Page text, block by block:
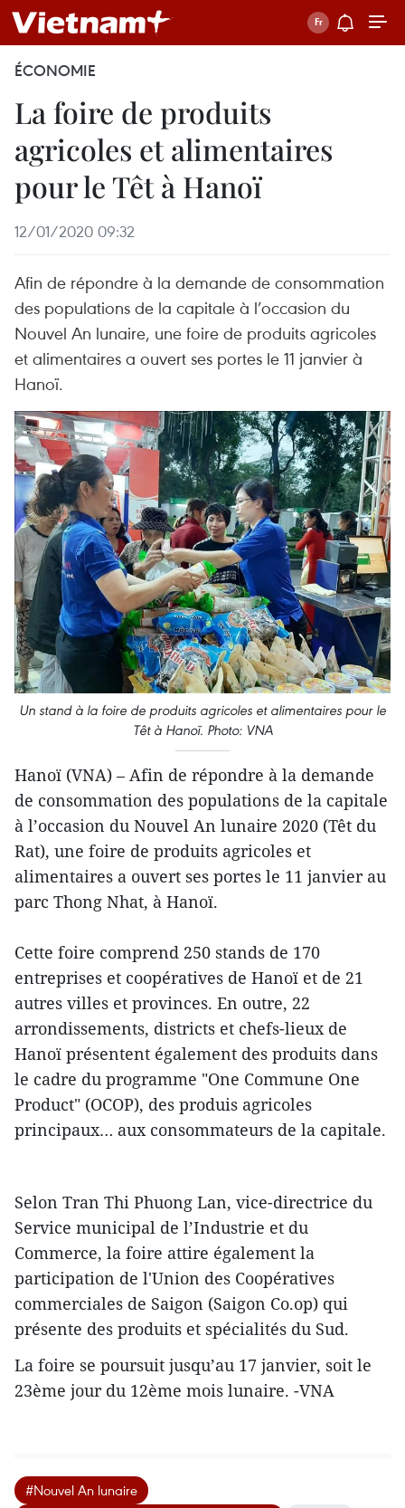
ÉCONOMIE
La foire de produits
agricoles et alimentaires
pour le Têt à Hanoï
12/01/2020 09:32
Afin de répondre à la demande de consommation
des populations de la capitale à l’occasion du
Nouvel An lunaire, une foire de produits agricoles
et alimentaires a ouvert ses portes le 11 janvier à
Hanoï.
Un stand à la foire de produits agricoles et alimentaires pour le
Têt à Hanoï. Photo: VNA
Hanoï (VNA) – Afin de répondre à la demande
de consommation des populations de la capitale
à l’occasion du Nouvel An lunaire 2020 (Têt du
Rat), une foire de produits agricoles et
alimentaires a ouvert ses portes le 11 janvier au
parc Thong Nhat, à Hanoï.
Cette foire comprend 250 stands de 170
entreprises et coopératives de Hanoï et de 21
autres villes et provinces. En outre, 22
arrondissements, districts et chefs-lieux de
Hanoï présentent également des produits dans
le cadre du programme "One Commune One
Product" (OCOP), des produis agricoles
principaux… aux consommateurs de la capitale.
Selon Tran Thi Phuong Lan, vice-directrice du
Service municipal de l’Industrie et du
Commerce, la foire attire également la
participation de l'Union des Coopératives
commerciales de Saigon (Saigon Co.op) qui
présente des produits et spécialités du Sud.
La foire se poursuit jusqu’au 17 janvier, soit le
23ème jour du 12ème mois lunaire. -VNA
#Nouvel An lunaire